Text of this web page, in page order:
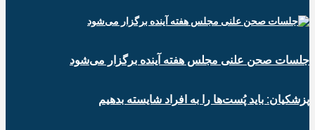
جلسات صحن علنی مجلس هفته آینده برگزار می‌شود
پزشکیان: باید پُست‌ها را به افراد شایسته بدهیم